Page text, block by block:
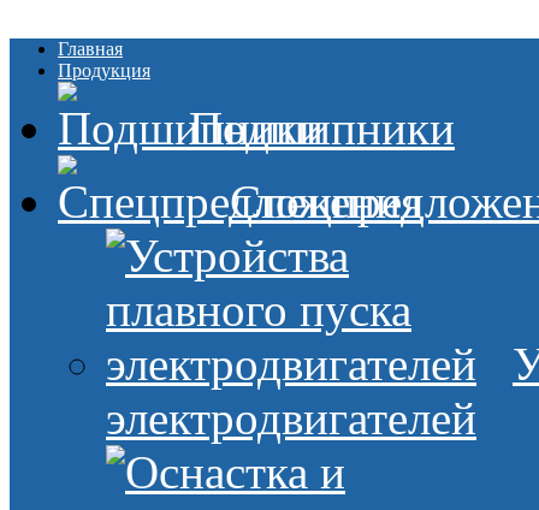
Главная
Продукция
Подшипники
электродвигателей